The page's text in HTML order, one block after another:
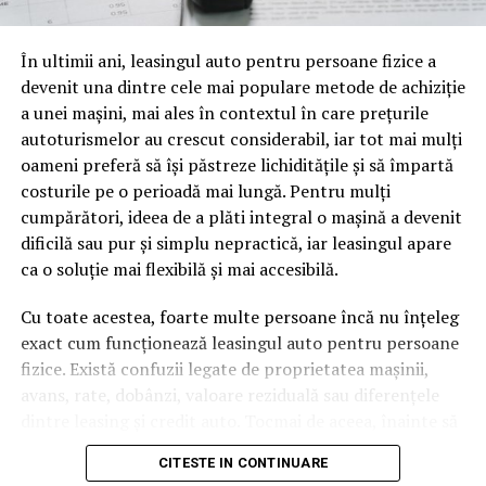
oamenii cu adevărat. Dacă transcrierea ajunge pe o
cuvinte tematice, scrise exact în limbajul în care se
caută.
Apoi vine partea de comportament. O pagină pe care
vizitatorii stau zece, cincisprezece minute ca să
urmărească replay-ul trimite un semnal greu de ignorat.
Google nu îți măsoară direct satisfacția, însă timpul
petrecut, scrollul și revenirile spun ceva despre cât de
util e materialul.
Și mai e ceva ce se uită ușor. Un webinar reușit atrage
linkuri aproape de la sine. Cineva îl menționează într-un
newsletter, altcineva îl citează într-un articol, un
partener îl trimite în comunitatea lui. Fiecare astfel de
tău, iar autoritatea e moneda forte în SEO.
În ultimii ani, leasingul auto pentru persoane fizice a
devenit una dintre cele mai populare metode de achiziție
a unei mașini, mai ales în contextul în care prețurile
autoturismelor au crescut considerabil, iar tot mai mulți
oameni preferă să își păstreze lichiditățile și să împartă
costurile pe o perioadă mai lungă. Pentru mulți
cumpărători, ideea de a plăti integral o mașină a devenit
dificilă sau pur și simplu nepractică, iar leasingul apare
ca o soluție mai flexibilă și mai accesibilă.
Cu toate acestea, foarte multe persoane încă nu înțeleg
exact cum funcționează leasingul auto pentru persoane
fizice. Există confuzii legate de proprietatea mașinii,
avans, rate, dobânzi, valoare reziduală sau diferențele
semnezi orice contract, este important să înțelegi clar
mecanismul acestui tip de finanțare și să știi la ce să fii
CITESTE IN CONTINUARE